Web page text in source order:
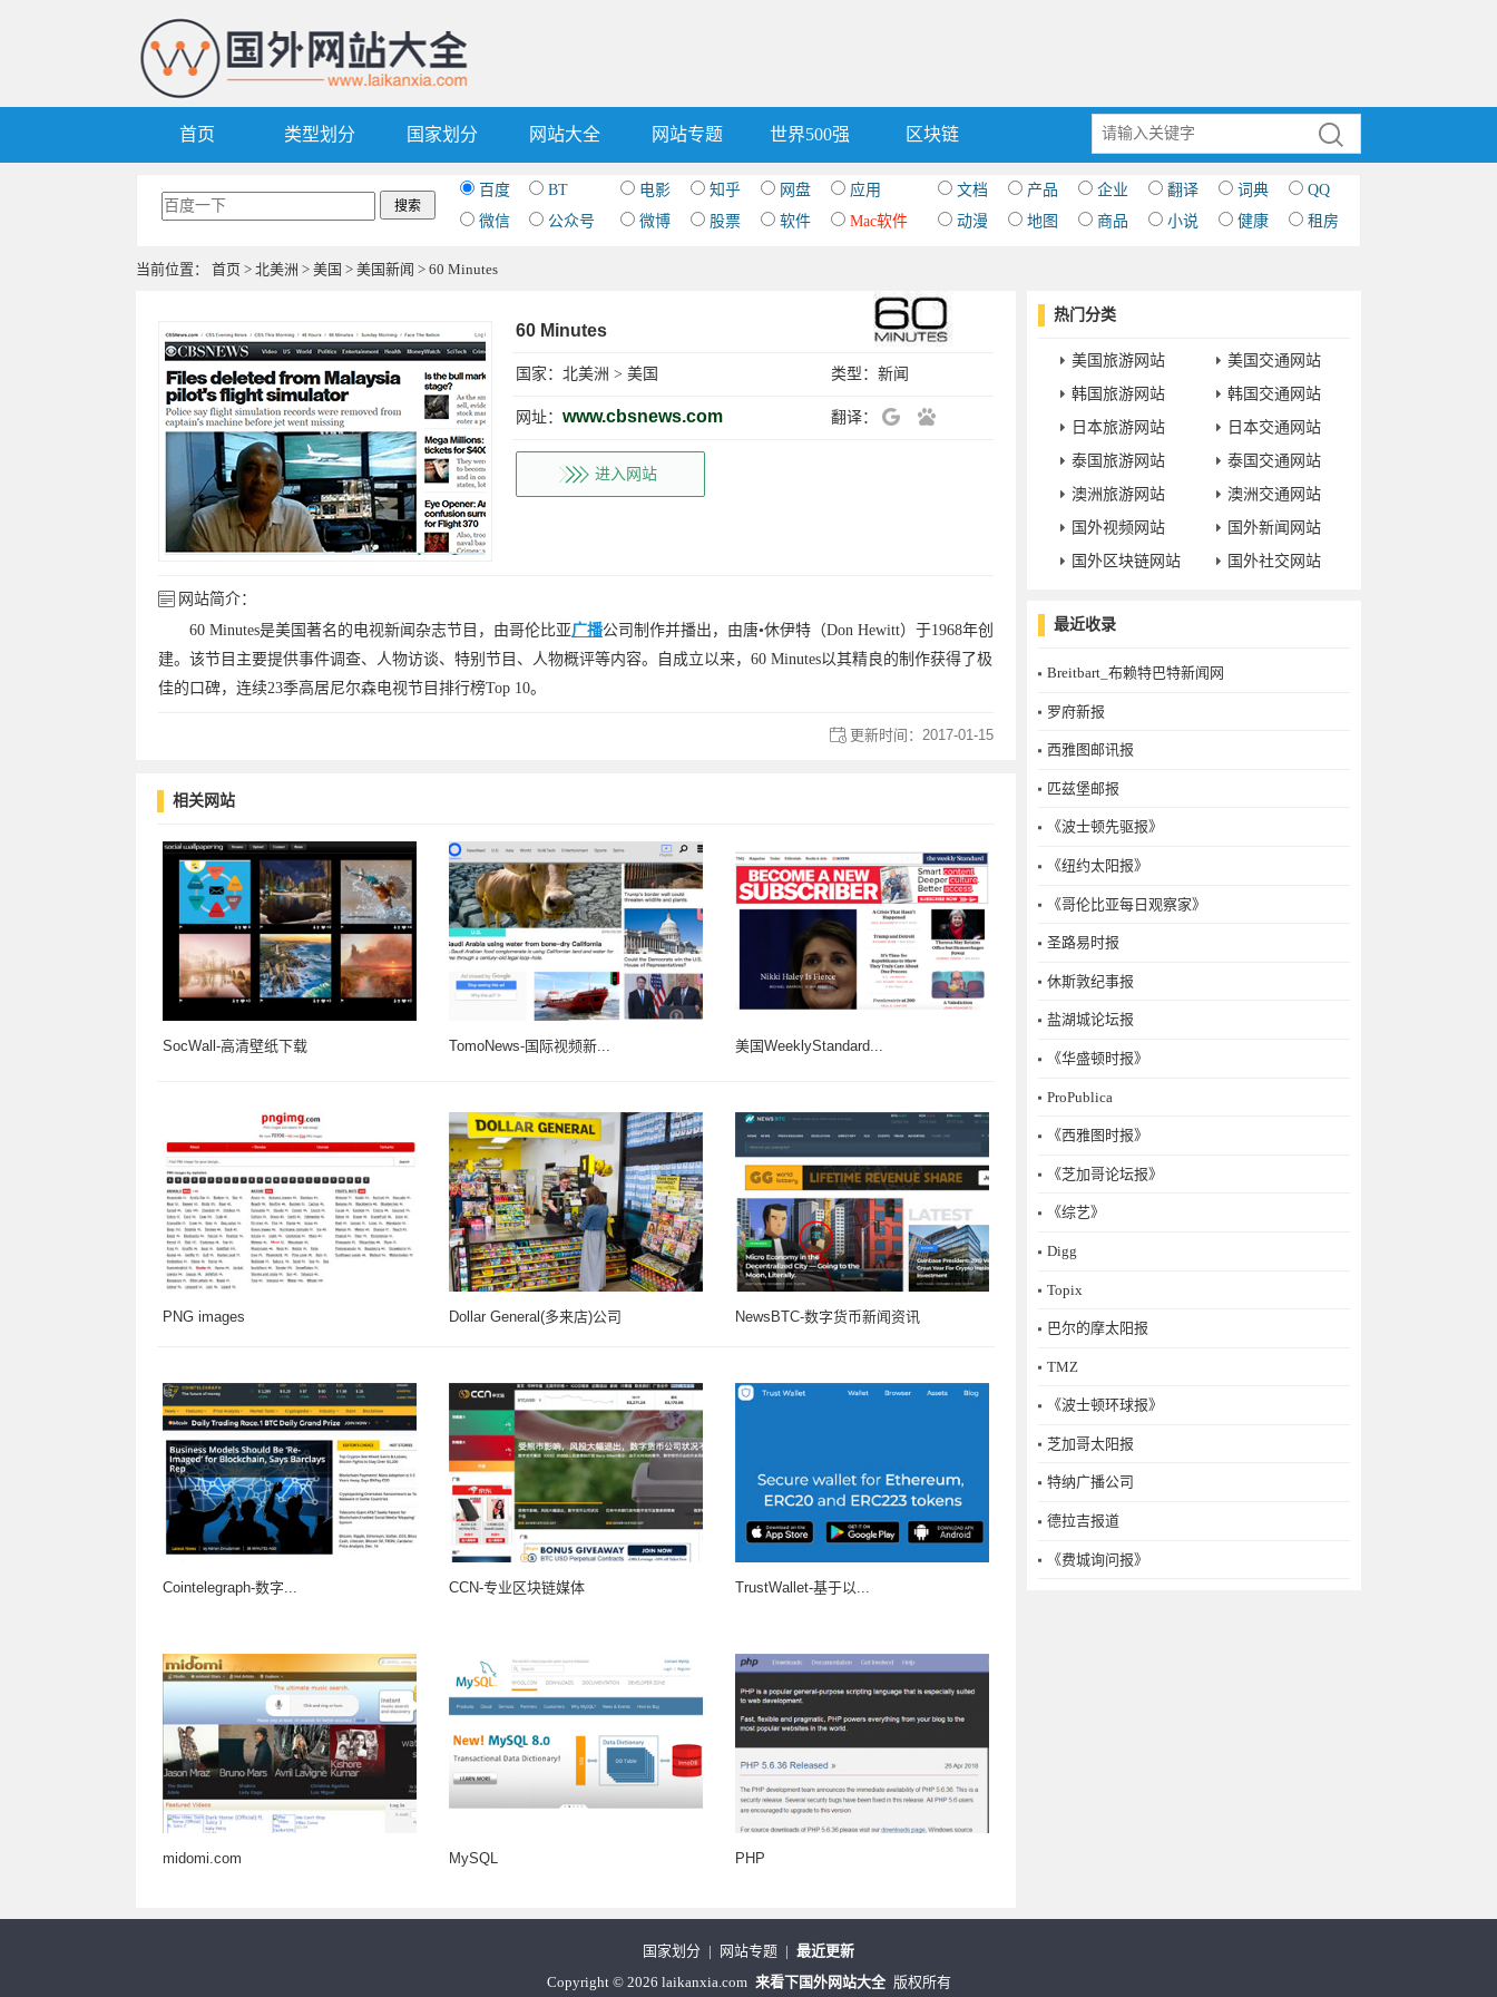
首页 类型划分 国家划分 网站大全 网站专题 世界500强 区块链
百度 BT 电影 知乎 网盘 应用 文档 产品 企业 翻译 词典
QQ
微信
公众号 微博 股票 软件 Mac软件 动漫 地图 商品 小说 健康 租房
当前位置： 首页 > 北美洲 > 美国 > 美国新闻 > 60 Minutes
60 Minutes
国家： 北美洲 > 美国 类型： 新闻
网址： www.cbsnews.com 翻译：
进入网站
网站简介：
60 Minutes是美国著名的电视新闻杂志节目，由哥伦比亚广播公司制作并播出，由唐•休伊特（Don Hewitt）于1968年创
建。该节目主要提供事件调查、人物访谈、特别节目、人物概评等内容。自成立以来，60 Minutes以其精良的制作获得了极
佳的口碑，连续23季高居尼尔森电视节目排行榜Top 10。
更新时间： 2017-01-15
相关网站
SocWall-高清壁纸下载 TomoNews-国际视频新... 美国WeeklyStandard...
PNG images Dollar General(多来店)公司 NewsBTC-数字货币新闻资讯
Cointelegraph-数字... CCN-专业区块链媒体 TrustWallet-基于以...
midomi.com MySQL PHP
热门分类
美国旅游网站
美国交通网站
韩国旅游网站
韩国交通网站
日本旅游网站
日本交通网站
泰国旅游网站
泰国交通网站
澳洲旅游网站
澳洲交通网站
国外视频网站
国外新闻网站
国外区块链网站
国外社交网站
最近收录
Breitbart_布赖特巴特新闻网
罗府新报
西雅图邮讯报
匹兹堡邮报
《波士顿先驱报》
《纽约太阳报》
《哥伦比亚每日观察家》
圣路易时报
休斯敦纪事报
盐湖城论坛报
《华盛顿时报》
ProPublica
《西雅图时报》
《芝加哥论坛报》
《综艺》
Digg
Topix
巴尔的摩太阳报
TMZ
《波士顿环球报》
芝加哥太阳报
特纳广播公司
德拉吉报道
《费城询问报》
国家划分 | 网站专题 | 最近更新
Copyright ©2026 laikanxia.com 来看下国外网站大全 版权所有